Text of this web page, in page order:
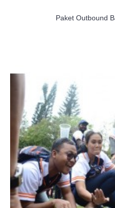
Paket Outbound